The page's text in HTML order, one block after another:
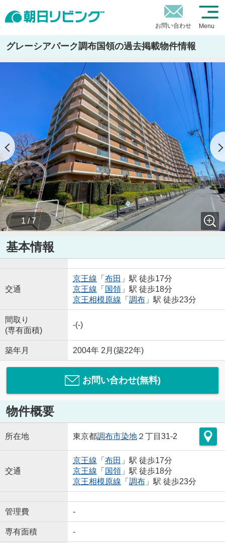
お問い合わせ Menu
グレーシアパーク調布国領の過去掲載物件情報
1 / 7
基本情報
交通
京王線 「 布田 」駅 徒歩17分
京王線 「 国領」駅 徒歩18分
京王相模原線 「 調布」駅 徒歩23分
間取り
(専有面積)
-(-)
築年月 2004年 2月(築22年)
お問い合わせ(無料)
物件概要
所在地 東京都調布市染地２丁目31-2
交通
京王線 「 布田 」駅 徒歩17分
京王線 「 国領」駅 徒歩18分
京王相模原線 「 調布」駅 徒歩23分
管理費 -
専有面積 -